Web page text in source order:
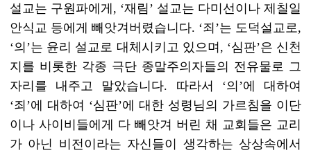
설교는 구원파에게, ‘재림’ 설교는 다미선이나 제칠일
안식교 등에게 빼앗겨버렸습니다. ‘죄’는 도덕설교로,
‘의’는 윤리 설교로 대체시키고 있으며, ‘심판’은 신천
지를 비롯한 각종 극단 종말주의자들의 전유물로 그
자리를 내주고 말았습니다. 따라서 ‘의’에 대하여
‘죄’에 대하여 ‘심판’에 대한 성령님의 가르침을 이단
이나 사이비들에게 다 빼앗겨 버린 채 교회들은 교리
가 아닌 비전이라는 자신들이 생각하는 상상속에서